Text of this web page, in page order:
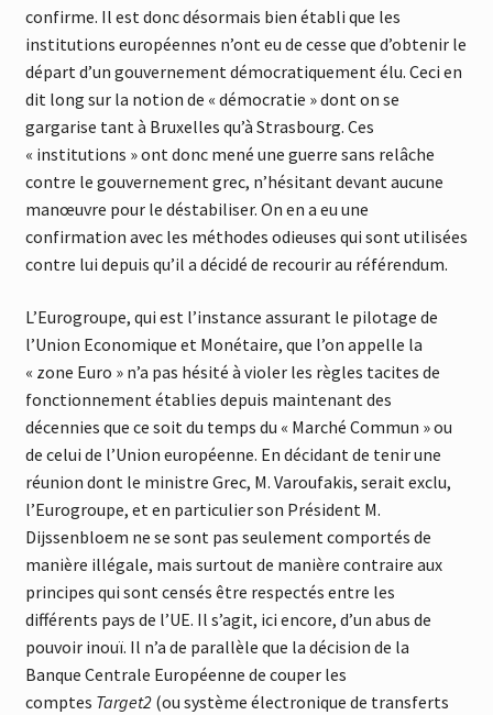
confirme. Il est donc désormais bien établi que les
institutions européennes n’ont eu de cesse que d’obtenir le
départ d’un gouvernement démocratiquement élu. Ceci en
dit long sur la notion de « démocratie » dont on se
gargarise tant à Bruxelles qu’à Strasbourg. Ces
« institutions » ont donc mené une guerre sans relâche
contre le gouvernement grec, n’hésitant devant aucune
manœuvre pour le déstabiliser. On en a eu une
confirmation avec les méthodes odieuses qui sont utilisées
contre lui depuis qu’il a décidé de recourir au référendum.
L’Eurogroupe, qui est l’instance assurant le pilotage de
l’Union Economique et Monétaire, que l’on appelle la
« zone Euro » n’a pas hésité à violer les règles tacites de
fonctionnement établies depuis maintenant des
décennies que ce soit du temps du « Marché Commun » ou
de celui de l’Union européenne. En décidant de tenir une
réunion dont le ministre Grec, M. Varoufakis, serait exclu,
l’Eurogroupe, et en particulier son Président M.
Dijssenbloem ne se sont pas seulement comportés de
manière illégale, mais surtout de manière contraire aux
principes qui sont censés être respectés entre les
différents pays de l’UE. Il s’agit, ici encore, d’un abus de
pouvoir inouï. Il n’a de parallèle que la décision de la
Banque Centrale Européenne de couper les
comptes Target2(ou système électronique de transferts